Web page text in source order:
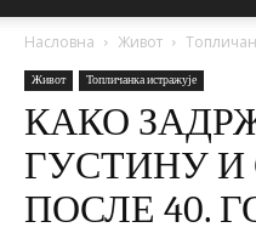
Насловна Живот
Живот Топличанка истражује
КАКО
ГУСТИНУ И
ПОСЛЕ 40.